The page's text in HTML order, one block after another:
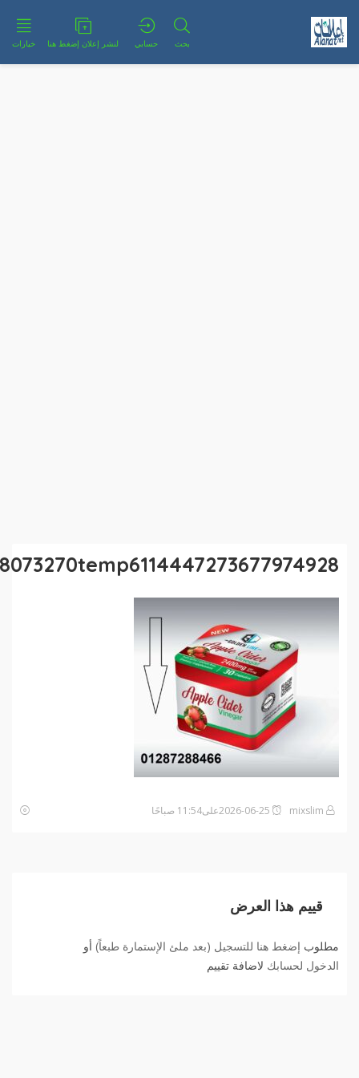
بحث حسابي لنشر إعلان إضغط هنا خيارات
قييم هذا العرض
مطلوب إضغط هنا للتسجيل (بعد ملئ الإستمارة طبعاً) أو
الدخول لحسابك لاضافة تقييم